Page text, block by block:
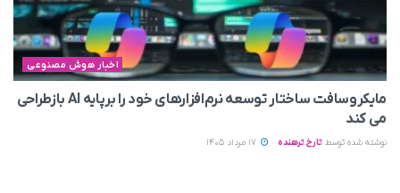
اخبار هوش مصنوعی
مایکروسافت ساختار توسعه نرم‌افزارهای خود را برپایه AI بازطراحی
می‌ کند
نوشته شده توسط تارخ ترهنده